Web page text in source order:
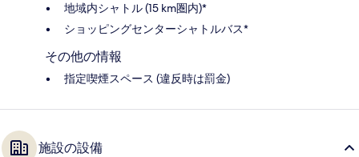
地域内シャトル (15 km圏内)*
ショッピングセンターシャトルバス*
その他の情報
指定喫煙スペース (違反時は罰金)
施設の設備